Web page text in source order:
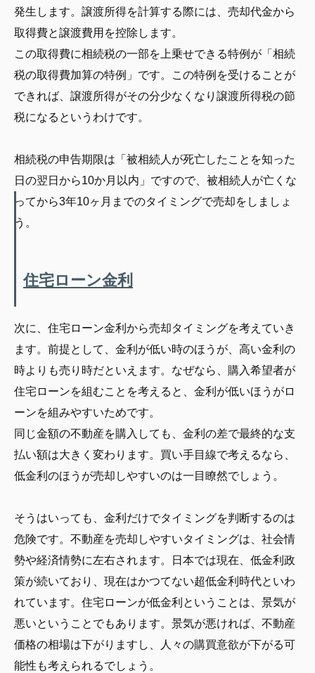
発生します。譲渡所得を計算する際には、売却代金から
取得費と譲渡費用を控除します。
この取得費に相続税の一部を上乗せできる特例が「相続
税の取得費加算の特例」です。この特例を受けることが
できれば、譲渡所得がその分少なくなり譲渡所得税の節
税になるというわけです。
相続税の申告期限は「被相続人が死亡したことを知った
日の翌日から10か月以内」ですので、被相続人が亡くな
ってから3年10ヶ月までのタイミングで売却をしましょ
う。
住宅ローン金利
次に、住宅ローン金利から売却タイミングを考えていき
ます。前提として、金利が低い時のほうが、高い金利の
時よりも売り時だといえます。なぜなら、購入希望者が
住宅ローンを組むことを考えると、金利が低いほうがロ
ーンを組みやすいためです。
同じ金額の不動産を購入しても、金利の差で最終的な支
払い額は大きく変わります。買い手目線で考えるなら、
低金利のほうが売却しやすいのは一目瞭然でしょう。
そうはいっても、金利だけでタイミングを判断するのは
危険です。不動産を売却しやすいタイミングは、社会情
勢や経済情勢に左右されます。日本では現在、低金利政
策が続いており、現在はかつてない超低金利時代といわ
れています。住宅ローンが低金利ということは、景気が
悪いということでもあります。景気が悪ければ、不動産
価格の相場は下がりますし、人々の購買意欲が下がる可
能性も考えられるでしょう。